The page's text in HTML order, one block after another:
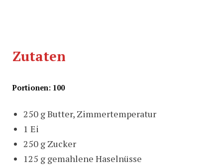
Zutaten
Portionen: 100
250 g Butter, Zimmertemperatur
1 Ei
250 g Zucker
125 g gemahlene Haselnüsse